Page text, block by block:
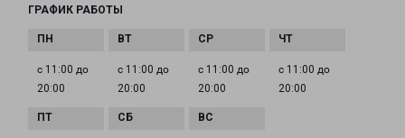
ГРАФИК РАБОТЫ
с 11:00 до
20:00
с 11:00 до
20:00
с 11:00 до
20:00
с 11:00 до
20:00